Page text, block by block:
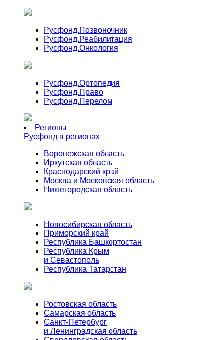
Русфонд.Позвоночник
Русфонд.Реабилитация
Русфонд.Онкология
Русфонд.Ортопедия
Русфонд.Право
Русфонд.Перелом
Регионы
Русфонд в регионах
Воронежская область
Иркутская область
Краснодарский край
Москва и Московская область
Нижегородская область
Новосибирская область
Приморский край
Республика Башкортостан
Республика Крым
и Севастополь
Республика Татарстан
Ростовская область
Самарская область
Санкт-Петербург
и Ленинградская область